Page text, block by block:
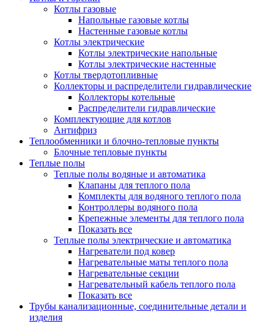
Котлы газовые
Напольные газовые котлы
Настенные газовые котлы
Котлы электрические
Котлы электрические напольные
Котлы электрические настенные
Котлы твердотопливные
Коллекторы и распределители гидравлические
Коллекторы котельные
Распределители гидравлические
Комплектующие для котлов
Антифриз
Теплообменники и блочно-тепловые пункты
Блочные тепловые пункты
Теплые полы
Теплые полы водяные и автоматика
Клапаны для теплого пола
Комплекты для водяного теплого пола
Контроллеры водяного пола
Крепежные элементы для теплого пола
Показать все
Теплые полы электрические и автоматика
Нагреватели под ковер
Нагревательные маты теплого пола
Нагревательные секции
Нагревательный кабель теплого пола
Показать все
Трубы канализационные, соединительные детали и
изделия